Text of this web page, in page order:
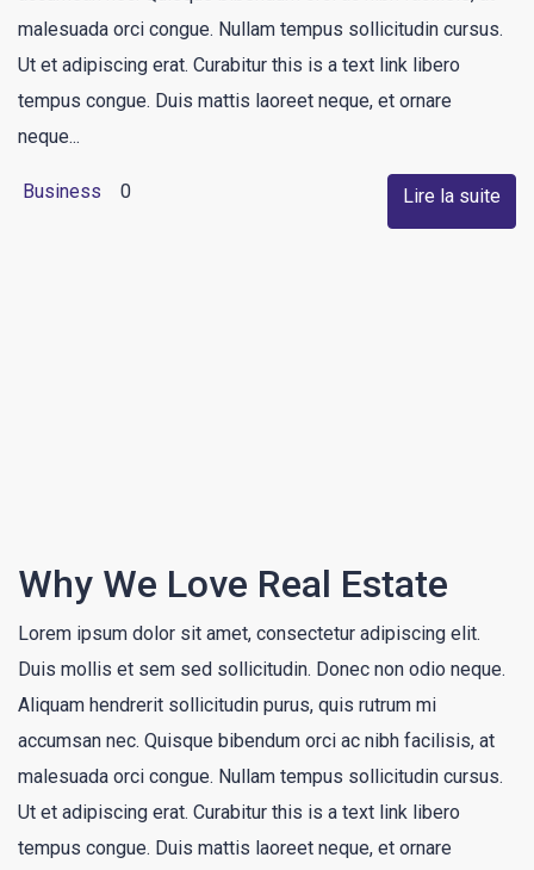
malesuada orci congue. Nullam tempus sollicitudin cursus.
Ut et adipiscing erat. Curabitur this is a text link libero
tempus congue. Duis mattis laoreet neque, et ornare
neque...
Business 0 Lire la suite
Why We Love Real Estate
Lorem ipsum dolor sit amet, consectetur adipiscing elit.
Duis mollis et sem sed sollicitudin. Donec non odio neque.
Aliquam hendrerit sollicitudin purus, quis rutrum mi
accumsan nec. Quisque bibendum orci ac nibh facilisis, at
malesuada orci congue. Nullam tempus sollicitudin cursus.
Ut et adipiscing erat. Curabitur this is a text link libero
tempus congue. Duis mattis laoreet neque, et ornare